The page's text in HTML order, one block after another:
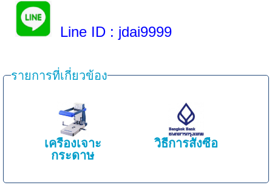
Line ID : jdai9999
รายการที่เกี่ยวข้อง
เครื่องเจาะ
กระดาษ
วิธีการสั่งซื้อ